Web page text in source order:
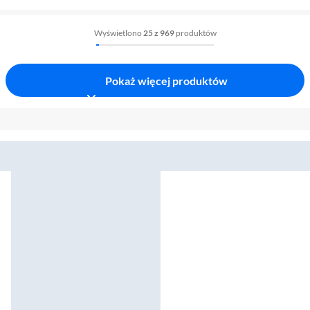
Wyświetlono 25 z 969 produktów
Pokaż więcej produktów